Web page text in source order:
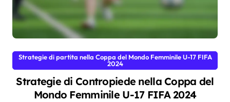
Strategie di partita nella Coppa del Mondo Femminile U-17 FIFA
2024
Strategie di Contropiede nella Coppa del
Mondo Femminile U-17 FIFA 2024